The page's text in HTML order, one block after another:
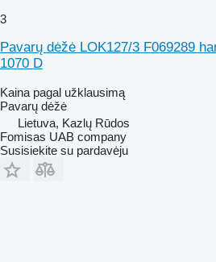
3
Pavarų dėžė LOK127/3 F069289
1070 D
Kaina pagal užklausimą
Pavarų dėžė
Lietuva, Kazlų Rūdos
Fomisas UAB company
Susisiekite su pardavėju